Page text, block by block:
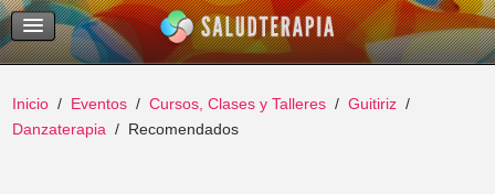
Temas Recientes
Buscar
Inicio Eventos Cursos, Clases y Talleres
Guitiriz
Danzaterapia
Recomendados